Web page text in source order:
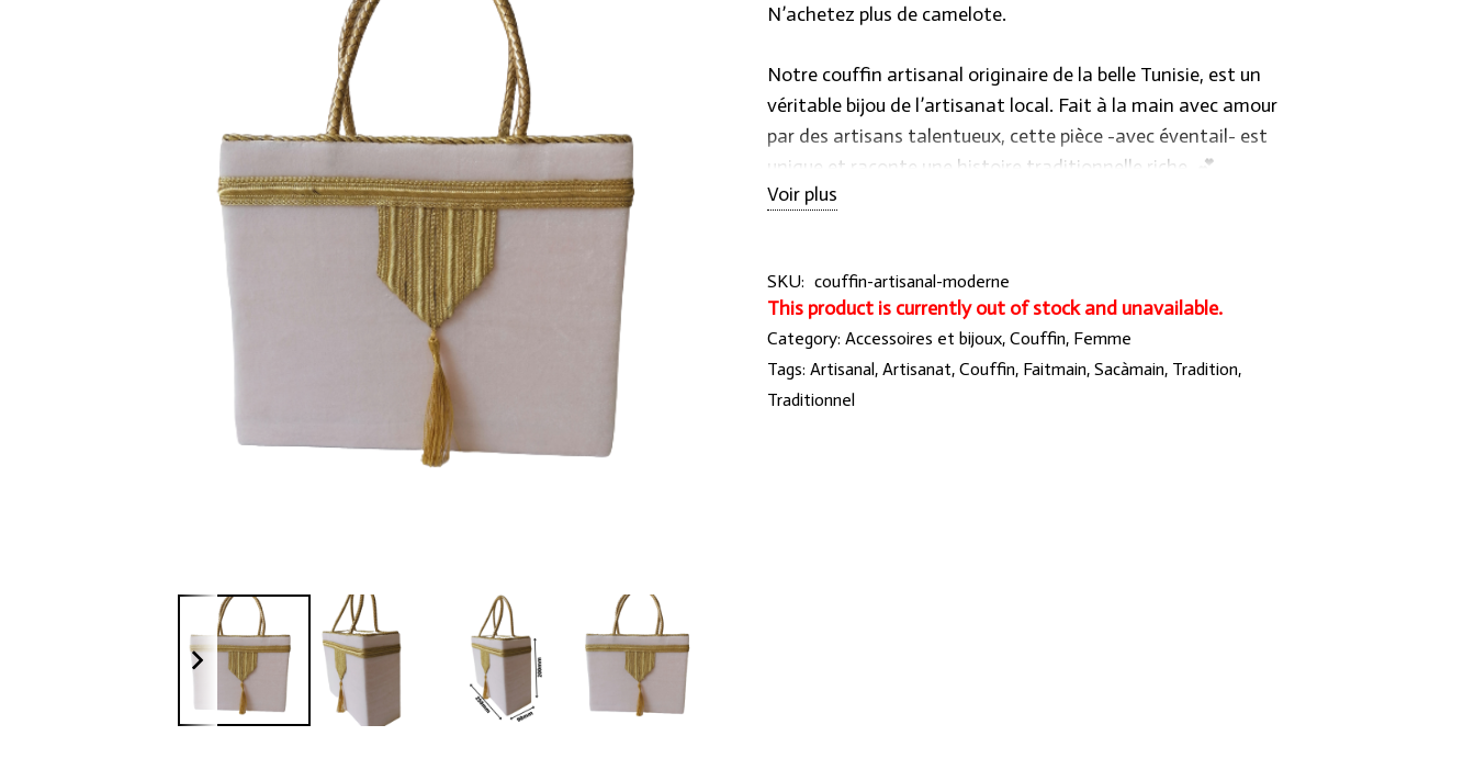
N’achetez plus de camelote.
Notre couffin artisanal originaire de la belle Tunisie, est un
véritable bijou de l’artisanat local. Fait à la main avec amour
par des artisans talentueux, cette pièce -avec éventail- est
unique et raconte une histoire traditionnelle riche. 💕
👉Découvrez le prix exceptionnel que nous vous réservons sur
Voir plus
SKU: couffin-artisanal-moderne
This product is currently out of stock and unavailable.
Category: Accessoires et bijoux, Couffin, Femme
Tags: Artisanal, Artisanat, Couffin, Faitmain, Sacàmain, Tradition,
Traditionnel